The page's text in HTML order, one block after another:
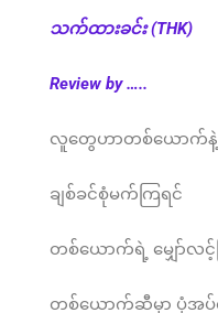
သက်ထားခင်း (THK)
Review by …..
လူတွေဟာတစ်ယောက်
ချစ်ခင်စုံမက်ကြရင်
တစ်ယောက်ရဲ့ မျှော်လင့်
တစ်ယောက်ဆီမှာ ပုံအပ်